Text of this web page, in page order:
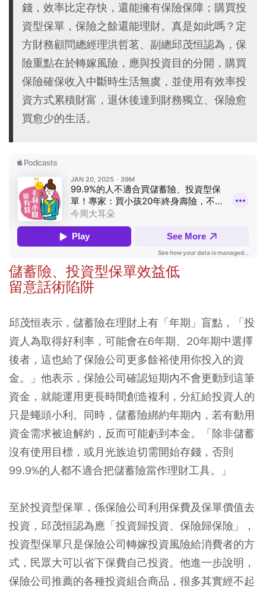
錢，效率比定存快，還能擁有保險保障；購買投
資型保單，保險之餘還能理財。真是如此嗎？定
方財務顧問總經理洪哲茗、副總邱茂恒認為，保
險重點在於轉嫁風險，應與投資目的分開，購買
保險確保收入中斷時生活無虞，並使用有效率投
資方式累積財富，退休後達到財務獨立、保險愈
買愈少的生活。
儲蓄險、投資型保單效益低
留意話術陷阱
邱茂恒表示，儲蓄險在理財上有「年期」盲點，「投
資人為取得好利率，可能會在6年期、20年期中選擇
後者，這也給了保險公司更多餘裕使用你投入的資
金。」他表示，保險公司確認短期內不會更動到這筆
資金，就能運用更長時間創造複利，分紅給投資人的
只是蠅頭小利。同時，儲蓄險綁約年期內，若有動用
資金需求被迫解約，反而可能虧到本金。「除非儲蓄
沒有使用目標，或月光族迫切需開始存錢，否則
99.9%的人都不適合把儲蓄險當作理財工具。」
至於投資型保單，係保險公司利用保費及保單價值去
投資，邱茂恒認為應「投資歸投資、保險歸保險」，
投資型保單只是保險公司轉嫁投資風險給消費者的方
式，民眾大可以省下保費自己投資。他進一步說明，
保險公司推薦的各種投資組合商品，很多其實經不起